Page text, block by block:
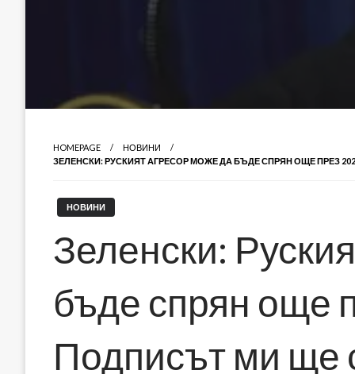
HOMEPAGE
НОВИНИ
ЗЕЛЕНСКИ: РУСКИЯТ АГРЕСОР МОЖЕ ДА БЪДЕ СПРЯН ОЩЕ ПРЕЗ
НОВИНИ
Зеленски:
бъде спрян още
Подписът ми ще